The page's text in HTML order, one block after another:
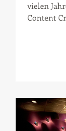
vielen
Content